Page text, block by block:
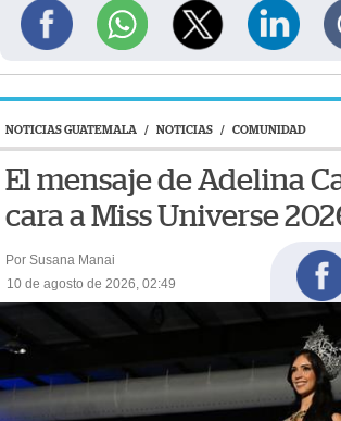
NOTICIAS GUATEMALA / NOTICIAS / COMUNIDAD
El mensaje de Adelina
cara a Miss Universe
Por Susana Manai
10 de agosto de 2026, 02:49